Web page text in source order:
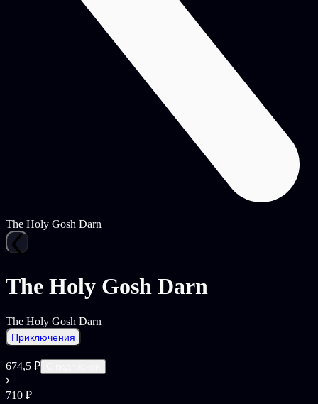
The Holy Gosh Darn
The Holy Gosh Darn
The Holy Gosh Darn
Приключения
674,5 ₽
710 ₽